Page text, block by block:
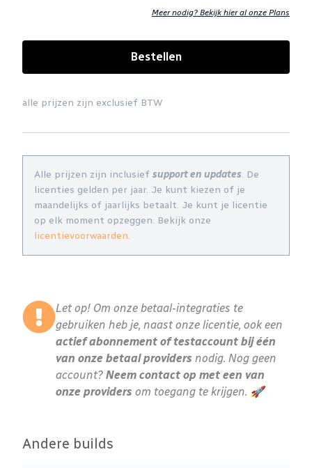
Let op! Om onze betaal-integraties te
gebruiken heb je, naast onze licentie, ook een
actief abonnement of testaccount bij één
van onze betaal providers nodig. Nog geen
account? Neem contact op met een van
onze providers om toegang te krijgen. 🚀
Andere builds
Meer nodig? Bekijk hier al onze Plans
Bestellen
alle prijzen zijn exclusief BTW
Alle prijzen zijn inclusief support en updates. De
licenties gelden per jaar. Je kunt kiezen of je
maandelijks of jaarlijks betaalt. Je kunt je licentie
op elk moment opzeggen. Bekijk onze
licentievoorwaarden.